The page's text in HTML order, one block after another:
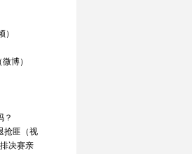
）
博）
？
抢匪（视
决赛亲